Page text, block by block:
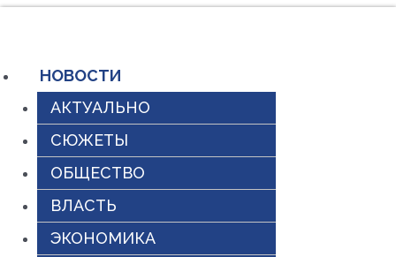
содержимому
НОВОСТИ
АКТУАЛЬНО
СЮЖЕТЫ
ОБЩЕСТВО
ВЛАСТЬ
ЭКОНОМИКА